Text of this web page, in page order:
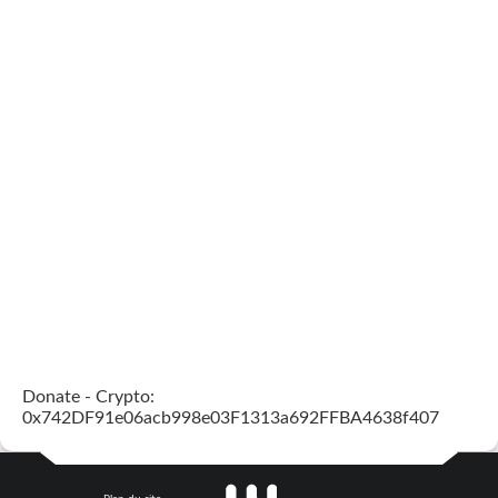
Donate - Crypto:
0x742DF91e06acb998e03F1313a692FFBA4638f407